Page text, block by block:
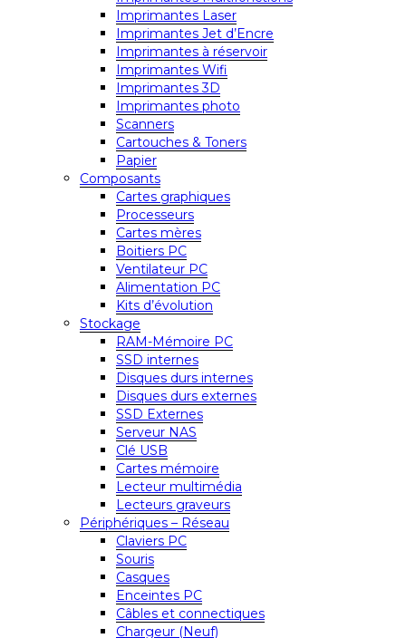
Imprimantes Laser
Imprimantes Jet d’Encre
Imprimantes à réservoir
Imprimantes Wifi
Imprimantes 3D
Imprimantes photo
Scanners
Cartouches & Toners
Papier
Composants
Cartes graphiques
Processeurs
Cartes mères
Boitiers PC
Ventilateur PC
Alimentation PC
Kits d’évolution
Stockage
RAM-Mémoire PC
SSD internes
Disques durs internes
Disques durs externes
SSD Externes
Serveur NAS
Clé USB
Cartes mémoire
Lecteur multimédia
Lecteurs graveurs
Périphériques – Réseau
Claviers PC
Souris
Casques
Enceintes PC
Câbles et connectiques
Chargeur (Neuf)